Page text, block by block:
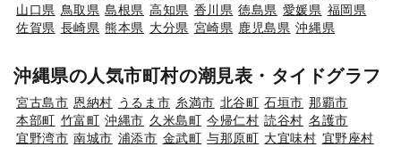
山口県 鳥取県 島根県 高知県 香川県 徳島県 愛媛県 福岡県
佐賀県 長崎県 熊本県 大分県 宮崎県 鹿児島県 沖縄県
沖縄県の人気市町村の潮見表・タイドグラフ
宮古島市 恩納村 うるま市 糸満市 北谷町 石垣市 那覇市
本部町 竹富町 沖縄市 久米島町 今帰仁村 読谷村 名護市
宜野湾市 南城市 浦添市 金武町 与那原町 大宜味村 宜野座村